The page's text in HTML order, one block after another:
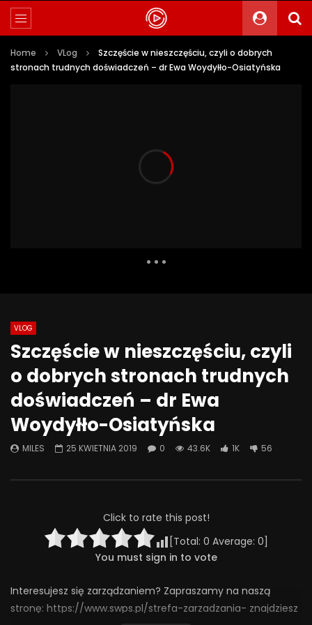
Home VLog
Szczęście w nieszczęściu, czyli o dobrych
stronach trudnych doświadczeń – dr Ewa Woydyłło-Osiatyńska
Jak odstawić LEKI? Ostatnia wizyta
– kiedy przestać chodzić do
psychiatry? | Misja Psychiatria
#138
4 LISTOPADA 2025
0
293 24
Jak psychiatrzy i
SZKODZĄ
Psychiatria #133
30 WRZEŚNIA 2025
VLOG
Szczęście w nieszczęściu, czyli
o dobrych stronach trudnych
doświadczeń – dr Ewa
Woydyłło-Osiatyńska
MILES 25 KWIETNIA 2019 0 43.6K 1K 56
Click to rate this post!
[Total: 0 Average: 0]
You must sign in to vote
Interesujesz się zarządzaniem? Zapraszamy na naszą
stronę: https://www.swps.pl/strefa-zarzadzania- znajdziesz